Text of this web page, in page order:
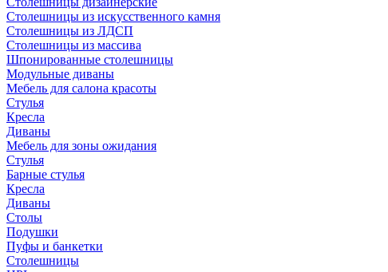
Столешницы из искусственного камня
Столешницы из ЛДСП
Столешницы из массива
Шпонированные столешницы
Модульные диваны
Мебель для салона красоты
Стулья
Кресла
Диваны
Мебель для зоны ожидания
Стулья
Барные стулья
Кресла
Диваны
Столы
Подушки
Пуфы и банкетки
Столешницы